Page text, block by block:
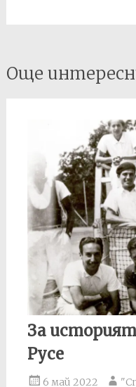
Post
navigation
Още
За
Русе
6 май 2022